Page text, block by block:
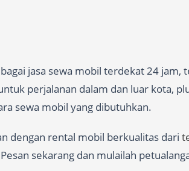
jasa sewa mobil terdekat 24 jam,
perjalanan dalam dan luar kota,
sewa mobil yang dibutuhkan.
dengan rental mobil berkualitas dari
sekarang dan mulailah